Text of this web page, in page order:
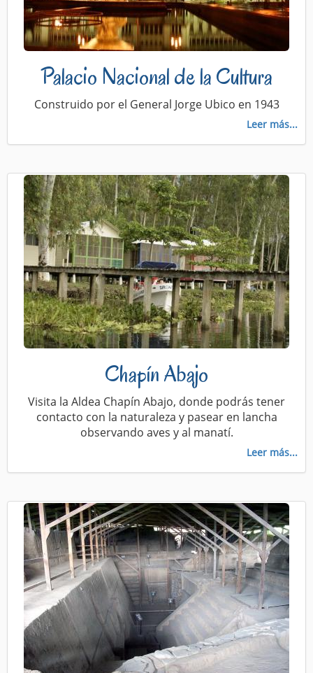
Palacio Nacional de la Cultura
Construido por el General Jorge Ubico en 1943
Leer más...
Chapín Abajo
Visita la Aldea Chapín Abajo, donde podrás tener
contacto con la naturaleza y pasear en lancha
observando aves y al manatí.
Leer más...